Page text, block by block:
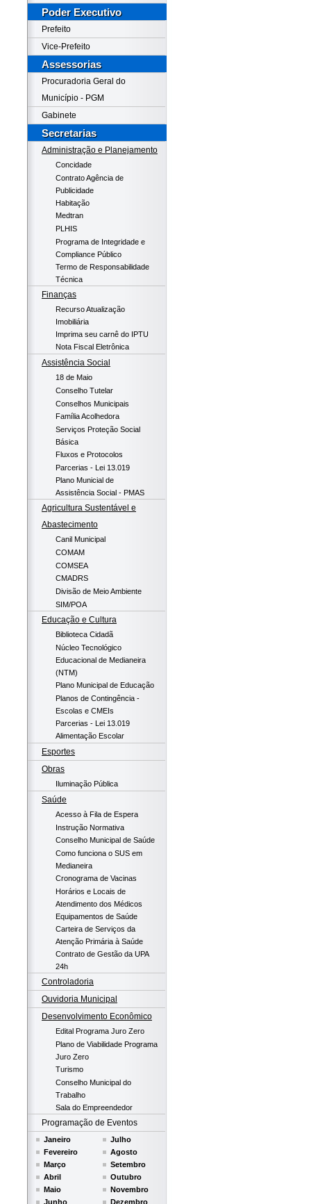
Poder Executivo
Prefeito
Vice-Prefeito
Assessorias
Procuradoria Geral do
Município - PGM
Gabinete
Secretarias
Administração e Planejamento
Concidade
Contrato Agência de
Publicidade
Habitação
Medtran
PLHIS
Programa de Integridade e
Compliance Público
Termo de Responsabilidade
Técnica
Finanças
Recurso Atualização
Imobiliária
Imprima seu carnê do IPTU
Nota Fiscal Eletrônica
Assistência Social
18 de Maio
Conselho Tutelar
Conselhos Municipais
Família Acolhedora
Serviços Proteção Social
Básica
Fluxos e Protocolos
Parcerias - Lei 13.019
Plano Municial de
Assistência Social - PMAS
Agricultura Sustentável e
Abastecimento
Canil Municipal
COMAM
COMSEA
CMADRS
Divisão de Meio Ambiente
SIM/POA
Educação e Cultura
Biblioteca Cidadã
Núcleo Tecnológico
Educacional de Medianeira
(NTM)
Plano Municipal de Educação
Planos de Contingência -
Escolas e CMEIs
Parcerias - Lei 13.019
Alimentação Escolar
Esportes
Obras
Iluminação Pública
Saúde
Acesso à Fila de Espera
Instrução Normativa
Conselho Municipal de Saúde
Como funciona o SUS em
Medianeira
Cronograma de Vacinas
Horários e Locais de
Atendimento dos Médicos
Equipamentos de Saúde
Carteira de Serviços da
Atenção Primária à Saúde
Contrato de Gestão da UPA
24h
Controladoria
Ouvidoria Municipal
Desenvolvimento Econômico
Edital Programa Juro Zero
Plano de Viabilidade Programa
Juro Zero
Turismo
Conselho Municipal do
Trabalho
Sala do Empreendedor
Programação de Eventos
Janeiro
Fevereiro
Março
Abril
Maio
Junho
Julho
Agosto
Setembro
Outubro
Novembro
Dezembro